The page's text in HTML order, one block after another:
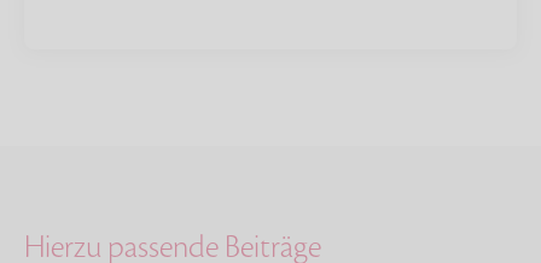
Hierzu passende Beiträge